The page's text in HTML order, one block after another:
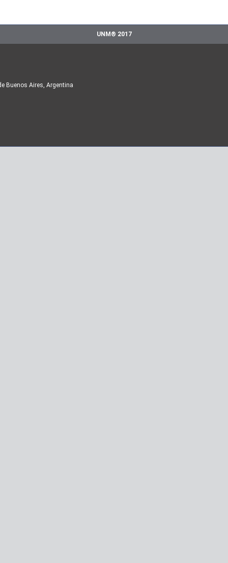
UNM® 2017
Buenos Aires, Argentina